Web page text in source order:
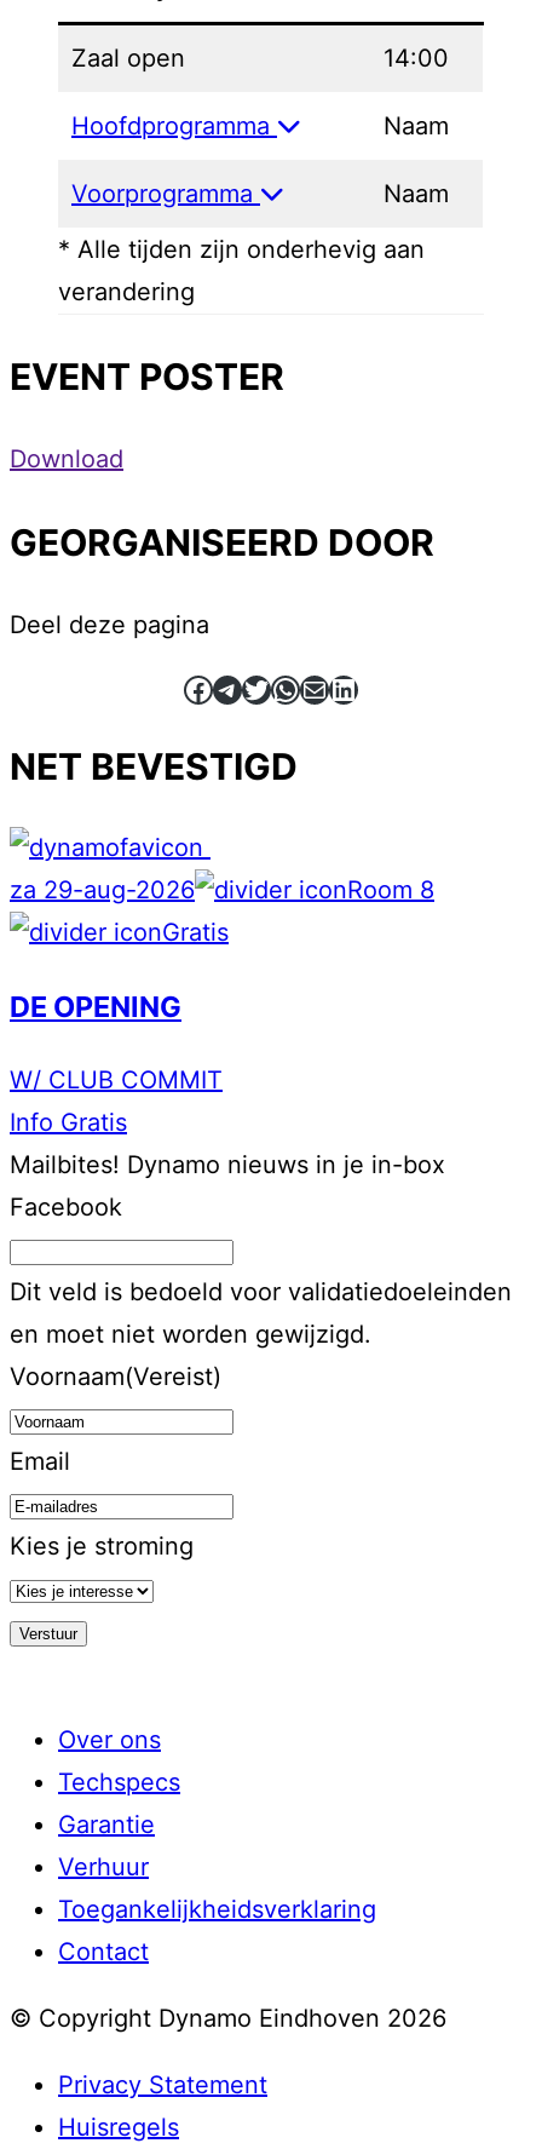
Zaal open 14:00
Hoofdprogramma Naam
Voorprogramma
Naam
* Alle tijden zijn onderhevig aan
verandering
EVENT POSTER
Download
GEORGANISEERD DOOR
Deel deze pagina
Facebook
Telegram
Twitter
WhatsApp
E-mailLinkedIn
NET BEVESTIGD
za 29-aug-2026
Room 8
Gratis
DE OPENING
W/ CLUB COMMIT
Info Gratis
Mailbites! Dynamo nieuws in je in-box
Facebook
Dit veld is bedoeld voor validatiedoeleinden
en moet niet worden gewijzigd.
Voornaam(Vereist)
Email
Kies je stroming
Over ons
Techspecs
Garantie
Verhuur
Toegankelijkheidsverklaring
Contact
© Copyright Dynamo Eindhoven 2026
Privacy Statement
Huisregels